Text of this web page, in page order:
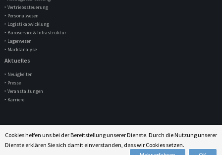
Cookies helfen uns bei der Bereitstellung unserer Dienste. Durch die Nutzung unserer
Dienste erklären Sie sich damit einverstanden, dass wir Cookies setzen.
‣ Vertriebssteuerung
‣ Personalwesen
‣ Logistikabwicklung
‣ Büroservice & Infrastruktur
‣ Lagerwesen
‣ Marktanalyse
Aktuelles
‣ Neuigkeiten
‣ Presse
‣ Veranstaltungen
‣ Karriere
IMPRESSUM|DATENSCHUTZ